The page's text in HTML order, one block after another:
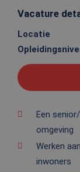
Vacature
Locatie
Een
omgeving
Werken
inwoners